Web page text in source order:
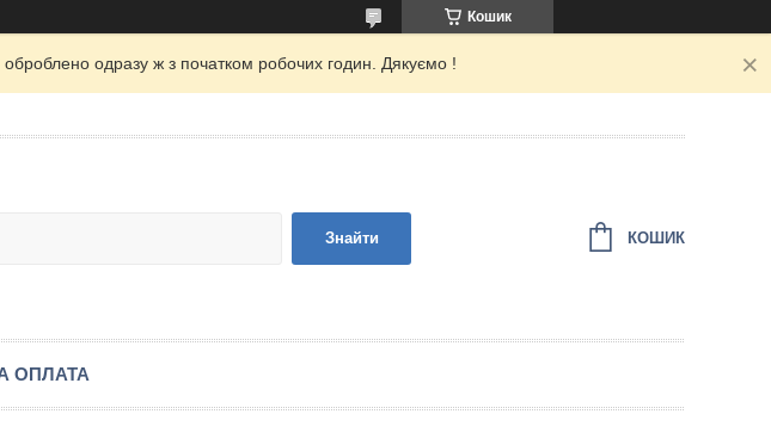
Кошик
одразу ж з початком робочих годин. Дякуємо !
Знайти КОШИК
ОПЛАТА